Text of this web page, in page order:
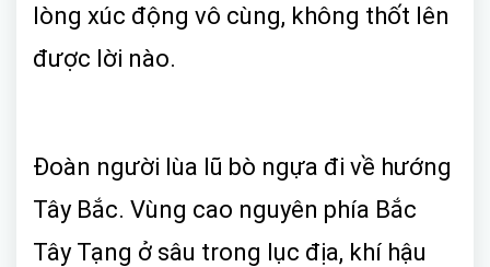
lòng xúc động vô cùng, không thốt lên
được lời nào.
Đoàn người lùa lũ bò ngựa đi về hướng
Tây Bắc. Vùng cao nguyên phía Bắc
Tây Tạng ở sâu trong lục địa, khí hậu